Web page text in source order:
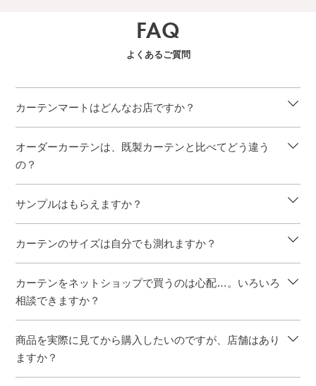
FAQ
よくあるご質問
カーテンマートはどんなお店ですか？
オーダーカーテンは、既製カーテンと比べてどう違う
の？
サンプルはもらえますか？
カーテンのサイズは自分でも測れますか？
カーテンをネットショップで買うのは心配…。いろいろ
相談できますか？
商品を実際に見てから購入したいのですが、店舗はあり
ますか？